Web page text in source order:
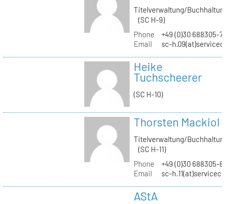
Titelverwaltung/
(SC H-9)
Phone
+49 (0)30 688305-
Email
sc-
Heike
Tuchscheerer
(SC H-10)
Thorsten Mackiol
Titelverwaltung/
(SC H-11)
Phone
+49 (0)30 688305-
Email
sc-
AStA